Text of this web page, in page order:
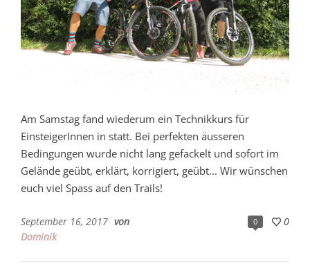
Am Samstag fand wiederum ein Technikkurs für
EinsteigerInnen in statt. Bei perfekten äusseren
Bedingungen wurde nicht lang gefackelt und sofort im
Gelände geübt, erklärt, korrigiert, geübt... Wir wünschen
euch viel Spass auf den Trails!
0 0
September 16, 2017 von
Dominik